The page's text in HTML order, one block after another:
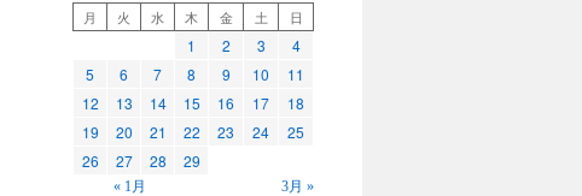
月 火 水 木 金 土 日
1 2 3
4
5
6 7 8 9 10
11
12
13 14 15 16 17
18
19
20 21 22 23 24
25
26
27 28 29
« 1月 3月 »